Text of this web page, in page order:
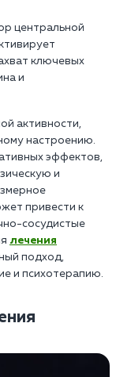
центральной
ключевых
и
активности,
настроению.
эффектов,
и
привести к
сосудистые
лечения
подход,
и психотерапию.